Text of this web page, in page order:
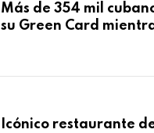
Más de 354 mil
su Green Card
Icónico restaurante